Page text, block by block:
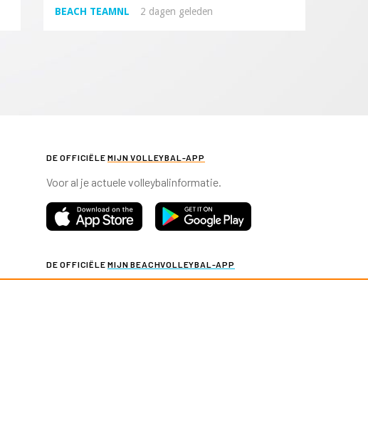
BEACH TEAMNL 2 dagen geleden
DE OFFICIËLEMIJN VOLLEYBAL-APP
Voor al je actuele volleybalinformatie.
DE OFFICIËLEMIJN BEACHVOLLEYBAL-APP